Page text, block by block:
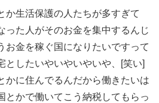
か生活保護の人たちが多すぎて
った人がそのお金を集中するんじ
お金を稼ぐ国になりたいですって
としたいやいやいやいや、[笑い]
かに住んでるんだから働きたいは
とかで働いてこう納税してもらっ